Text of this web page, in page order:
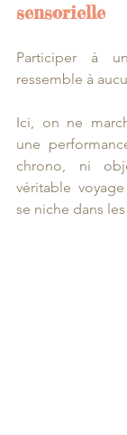
sensorielle
Participer à
ressemble à
Ici, on ne
une
chrono, ni
véritable
se niche dans